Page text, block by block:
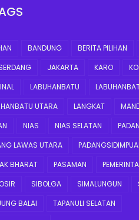
BANDUNG BERITA PILIHAN
JAKARTA KARO
LABUHANBATU
UTARA
LANGKAT
NIAS NIAS SELATAN
LAWAS UTARA
BHARAT
PASAMAN
SIBOLGA SIMALUNGUN
BALAI
TAPANULI SELATAN